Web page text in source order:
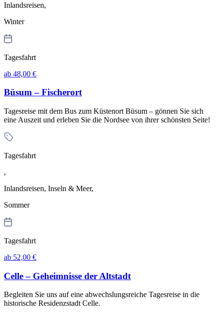
Inlandsreisen,
Winter
Tagesfahrt
ab 48,00 €
Büsum – Fischerort
Tagesreise mit dem Bus zum Küstenort Büsum – gönnen Sie sich
eine Auszeit und erleben Sie die Nordsee von ihrer schönsten Seite!
Tagesfahrt
,
Inlandsreisen, Inseln & Meer,
Sommer
Tagesfahrt
ab 52,00 €
Celle – Geheimnisse der Altstadt
Begleiten Sie uns auf eine abwechslungsreiche Tagesreise in die
historische Residenzstadt Celle.